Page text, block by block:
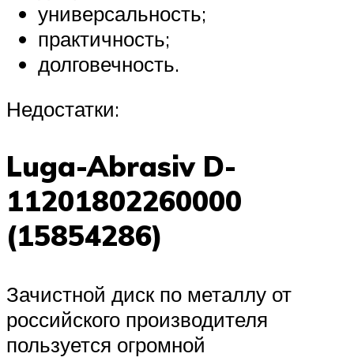
универсальность;
практичность;
долговечность.
Недостатки:
Luga-Abrasiv D-
11201802260000
(15854286)
Зачистной диск по металлу от
российского производителя
пользуется огромной